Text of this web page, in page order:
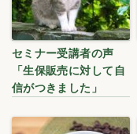
セミナー受講者の声
「生保販売に対して自
信がつきました」